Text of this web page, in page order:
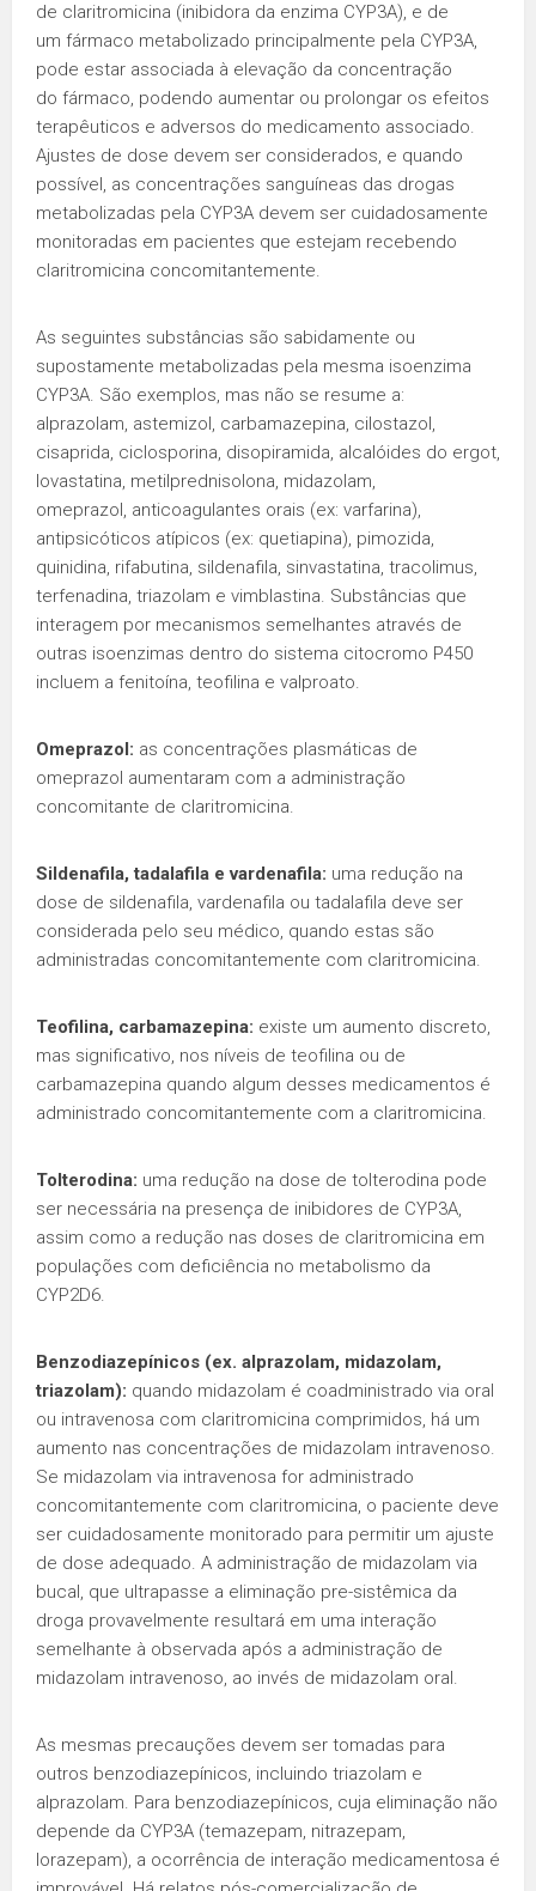
de claritromicina (inibidora da enzima CYP3A), e de
um fármaco metabolizado principalmente pela CYP3A,
pode estar associada à elevação da concentração
do fármaco, podendo aumentar ou prolongar os efeitos
terapêuticos e adversos do medicamento associado.
Ajustes de dose devem ser considerados, e quando
possível, as concentrações sanguíneas das drogas
metabolizadas pela CYP3A devem ser cuidadosamente
monitoradas em pacientes que estejam recebendo
claritromicina concomitantemente.
As seguintes substâncias são sabidamente ou
supostamente metabolizadas pela mesma isoenzima
CYP3A. São exemplos, mas não se resume a:
alprazolam, astemizol, carbamazepina, cilostazol,
cisaprida, ciclosporina, disopiramida, alcalóides do ergot,
lovastatina, metilprednisolona, midazolam,
omeprazol, anticoagulantes orais (ex: varfarina),
antipsicóticos atípicos (ex: quetiapina), pimozida,
quinidina, rifabutina, sildenafila, sinvastatina, tracolimus,
terfenadina, triazolam e vimblastina. Substâncias que
interagem por mecanismos semelhantes através de
outras isoenzimas dentro do sistema citocromo P450
incluem a fenitoína, teofilina e valproato.
Omeprazol: as concentrações plasmáticas de
omeprazol aumentaram com a administração
concomitante de claritromicina.
Sildenafila, tadalafila e vardenafila: uma redução na
dose de sildenafila, vardenafila ou tadalafila deve ser
considerada pelo seu médico, quando estas são
administradas concomitantemente com claritromicina.
Teofilina, carbamazepina: existe um aumento discreto,
mas significativo, nos níveis de teofilina ou de
carbamazepina quando algum desses medicamentos é
administrado concomitantemente com a claritromicina.
Tolterodina: uma redução na dose de tolterodina pode
ser necessária na presença de inibidores de CYP3A,
assim como a redução nas doses de claritromicina em
populações com deficiência no metabolismo da
CYP2D6.
Benzodiazepínicos (ex. alprazolam, midazolam,
triazolam): quando midazolam é coadministrado via oral
ou intravenosa com claritromicina comprimidos, há um
aumento nas concentrações de midazolam intravenoso.
Se midazolam via intravenosa for administrado
concomitantemente com claritromicina, o paciente deve
ser cuidadosamente monitorado para permitir um ajuste
de dose adequado. A administração de midazolam via
bucal, que ultrapasse a eliminação pre-sistêmica da
droga provavelmente resultará em uma interação
semelhante à observada após a administração de
midazolam intravenoso, ao invés de midazolam oral.
As mesmas precauções devem ser tomadas para
outros benzodiazepínicos, incluindo triazolam e
alprazolam. Para benzodiazepínicos, cuja eliminação não
depende da CYP3A (temazepam, nitrazepam,
lorazepam), a ocorrência de interação medicamentosa é